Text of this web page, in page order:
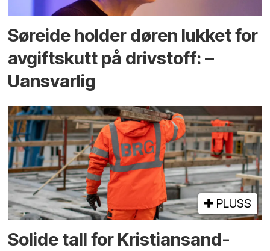
Søreide holder døren lukket for
avgiftskutt på drivstoff: –
Uansvarlig
PLUSS
Solide tall for Kristiansand-